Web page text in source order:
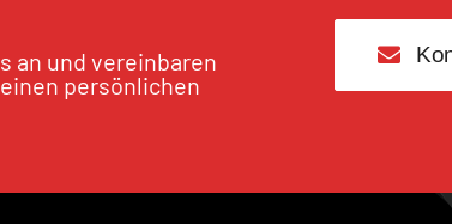
an und vereinbaren
persönlichen